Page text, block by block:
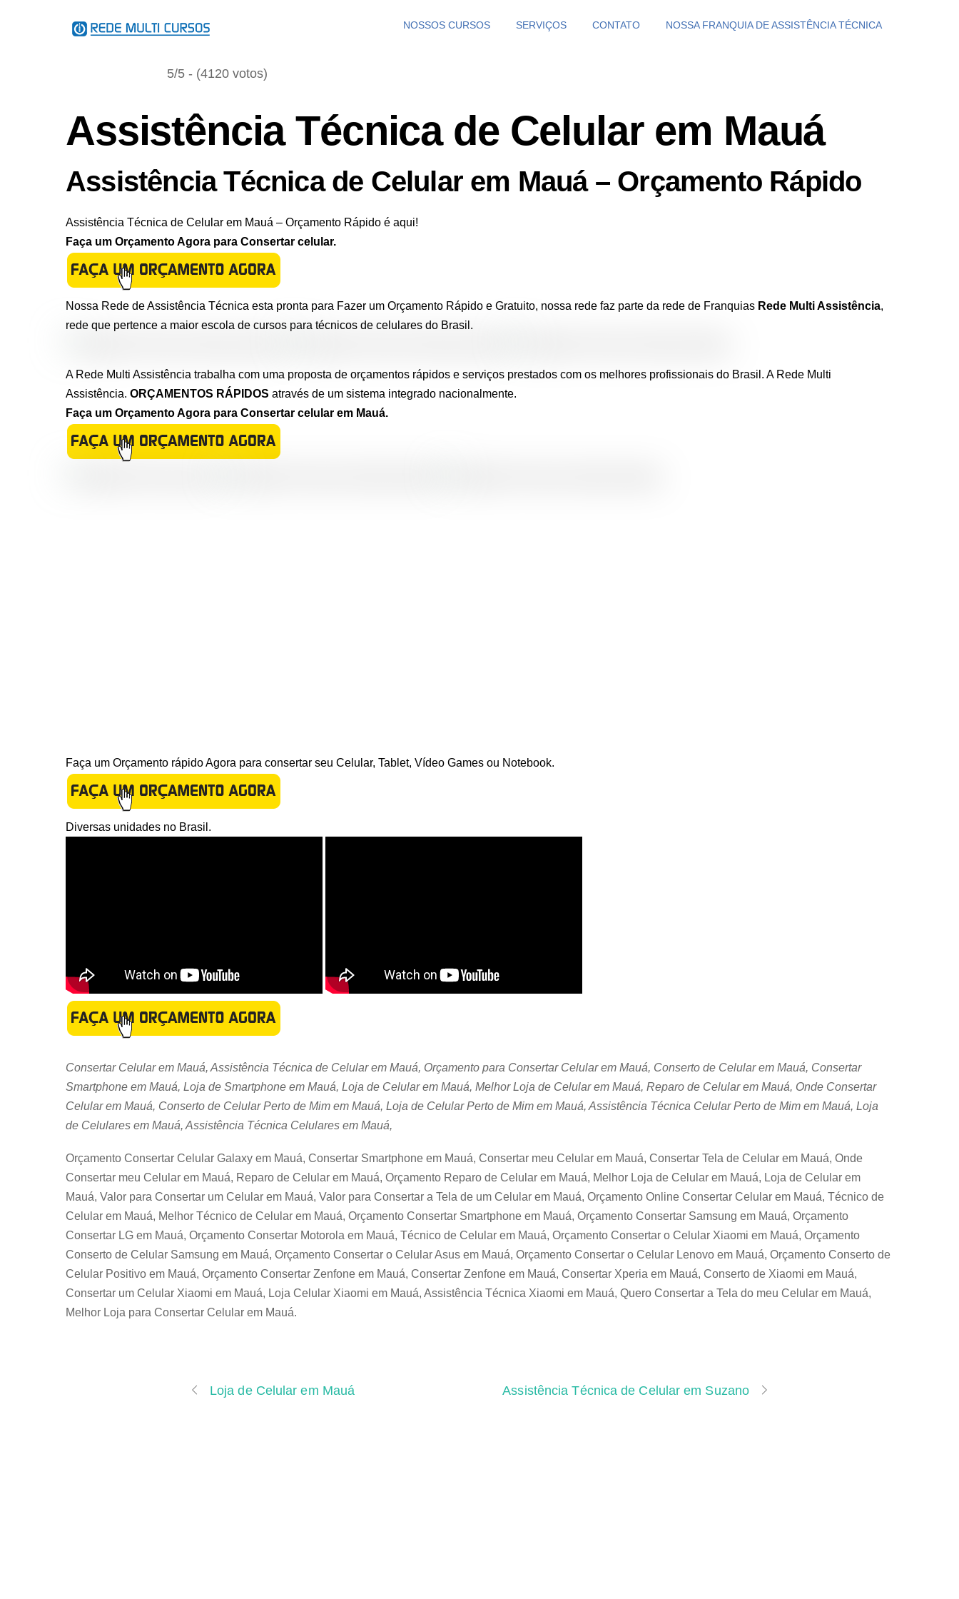
NOSSOS CURSOS SERVIÇOS CONTATO NOSSA FRANQUIA DE ASSISTÊNCIA TÉCNICA
5/5 - (4120 votos)
Assistência Técnica de Celular em Mauá
Assistência Técnica de Celular em Mauá – Orçamento Rápido
Assistência Técnica de Celular em Mauá – Orçamento Rápido é aqui!
Faça um Orçamento Agora para Consertar celular.
Nossa Rede de Assistência Técnica esta pronta para Fazer um Orçamento Rápido e Gratuito, nossa rede faz parte da rede de Franquias Rede Multi Assistência,
rede que pertence a maior escola de cursos para técnicos de celulares do Brasil.
A Rede Multi Assistência trabalha com uma proposta de orçamentos rápidos e serviços prestados com os melhores profissionais do Brasil. A Rede Multi
Assistência. ORÇAMENTOS RÁPIDOS através de um sistema integrado nacionalmente.
Faça um Orçamento Agora para Consertar celular em Mauá.
Faça um Orçamento rápido Agora para consertar seu Celular, Tablet, Vídeo Games ou Notebook.
Diversas unidades no Brasil.
Consertar Celular em Mauá, Assistência Técnica de Celular em Mauá, Orçamento para Consertar Celular em Mauá, Conserto de Celular em Mauá, Consertar
Smartphone em Mauá, Loja de Smartphone em Mauá, Loja de Celular em Mauá, Melhor Loja de Celular em Mauá, Reparo de Celular em Mauá, Onde Consertar
Celular em Mauá, Conserto de Celular Perto de Mim em Mauá, Loja de Celular Perto de Mim em Mauá, Assistência Técnica Celular Perto de Mim em Mauá, Loja
de Celulares em Mauá, Assistência Técnica Celulares em Mauá,
Orçamento Consertar Celular Galaxy em Mauá, Consertar Smartphone em Mauá, Consertar meu Celular em Mauá, Consertar Tela de Celular em Mauá, Onde
Consertar meu Celular em Mauá, Reparo de Celular em Mauá, Orçamento Reparo de Celular em Mauá, Melhor Loja de Celular em Mauá, Loja de Celular em
Mauá, Valor para Consertar um Celular em Mauá, Valor para Consertar a Tela de um Celular em Mauá, Orçamento Online Consertar Celular em Mauá, Técnico de
Celular em Mauá, Melhor Técnico de Celular em Mauá, Orçamento Consertar Smartphone em Mauá, Orçamento Consertar Samsung em Mauá, Orçamento
Consertar LG em Mauá, Orçamento Consertar Motorola em Mauá, Técnico de Celular em Mauá, Orçamento Consertar o Celular Xiaomi em Mauá, Orçamento
Conserto de Celular Samsung em Mauá, Orçamento Consertar o Celular Asus em Mauá, Orçamento Consertar o Celular Lenovo em Mauá, Orçamento Conserto de
Celular Positivo em Mauá, Orçamento Consertar Zenfone em Mauá, Consertar Zenfone em Mauá, Consertar Xperia em Mauá, Conserto de Xiaomi em Mauá,
Consertar um Celular Xiaomi em Mauá, Loja Celular Xiaomi em Mauá, Assistência Técnica Xiaomi em Mauá, Quero Consertar a Tela do meu Celular em Mauá,
Melhor Loja para Consertar Celular em Mauá.
Loja de Celular em Mauá Assistência Técnica de Celular em Suzano